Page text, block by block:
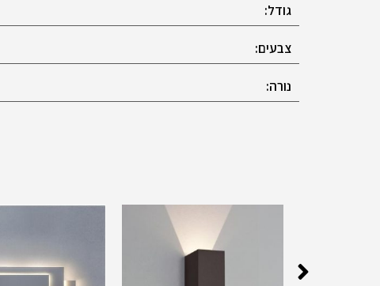
גודל:
צבעים:
נורה: